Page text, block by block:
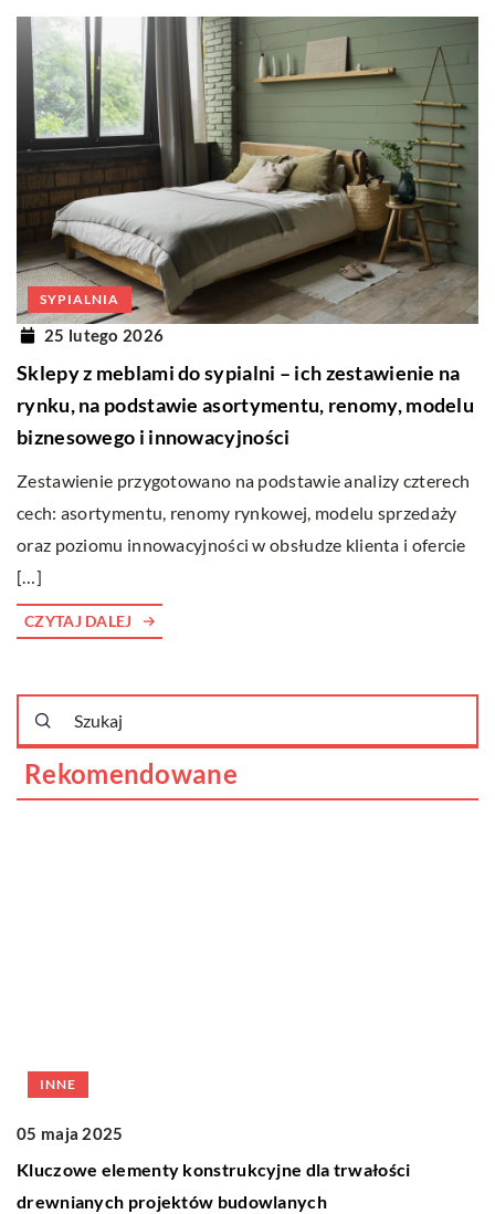
SYPIALNIA
25 lutego 2026
Sklepy z meblami do sypialni – ich zestawienie na
rynku, na podstawie asortymentu, renomy, modelu
biznesowego i innowacyjności
Zestawienie przygotowano na podstawie analizy czterech
cech: asortymentu, renomy rynkowej, modelu sprzedaży
oraz poziomu innowacyjności w obsłudze klienta i ofercie
[…]
CZYTAJ DALEJ
Rekomendowane
INNE
05 maja 2025
Kluczowe elementy konstrukcyjne dla trwałości
drewnianych projektów budowlanych